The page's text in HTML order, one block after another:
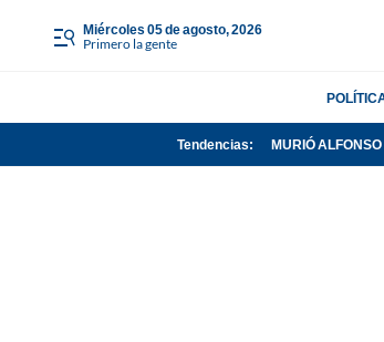
miércoles 05 de agosto, 2026
Primero la gente
Tendencias: MURIÓ